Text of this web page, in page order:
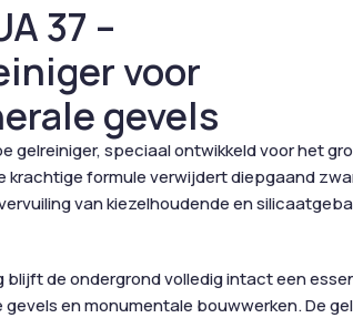
37 –
voor
gevels
gelreiniger, speciaal ontwikkeld voor het
krachtige formule verwijdert diepgaand
van kiezelhoudende en
de ondergrond volledig intact een
en monumentale bouwwerken. De